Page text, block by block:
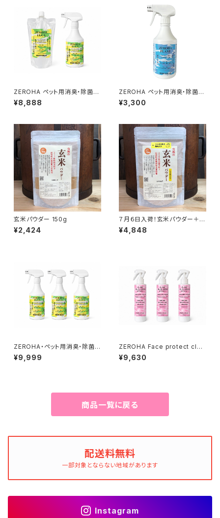
ZEROHA ペット用消臭・除菌ス
プレー レモンユーカリタイ
プ 本体約520mlと詰め替え約
¥8,888
ZEROHA ペット用消臭・除菌ス
プレー プレーン(無香料)タイ
プ 約520ml
¥3,300
玄米パウダー 150g
¥2,424
７月６日入荷！玄米パウダー＋じ
ゃばら果皮入り 500g
¥4,848
ZEROHA・ペット用消臭・除菌ス
プレー レモンユーカリタイ
プ 約520ml×3本セット
¥9,999
ZEROHA Face protect clea
n care 犬猫用フェイスケアスプ
レー 約220ml×3本セット
¥9,630
商品一覧に戻る
配送料無料
一部対象とならない地域があります
Instagram